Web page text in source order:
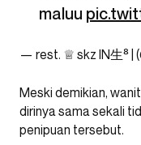
maluu
— rest. ♕︎ skz IN生⁸ |
Meski demikian,
dirinya sama sekali
penipuan tersebut.